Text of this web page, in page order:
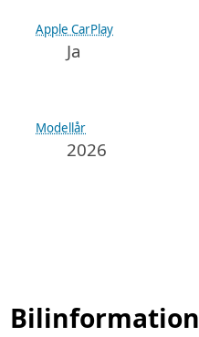
Apple CarPlay
Ja
Modellår
2026
Bilinformation